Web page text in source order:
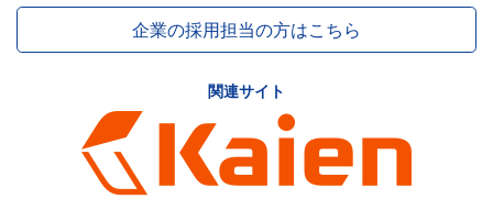
企業の採用担当の方はこちら
関連サイト